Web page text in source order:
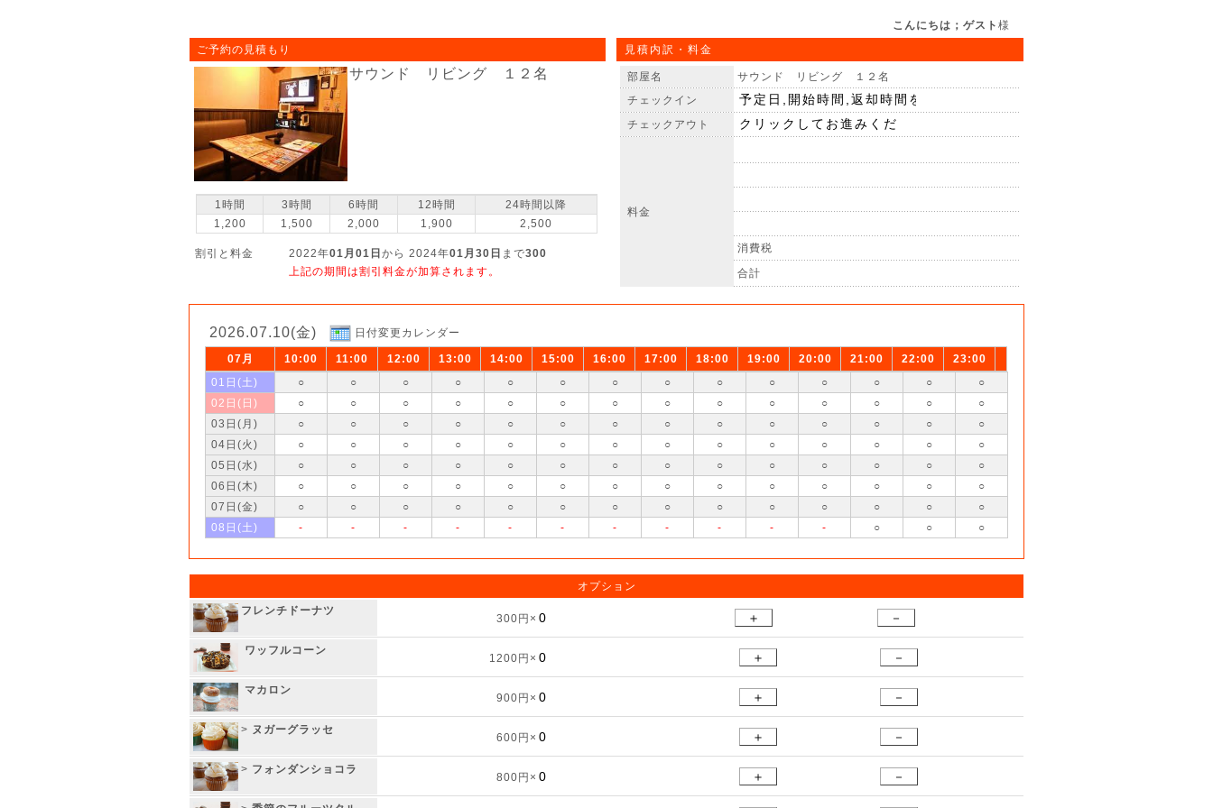
こんにちは；ゲスト 様
ご予約の見積もり
サウンド リビング １２名
1時間 3時間 6時間 12時間
24時間以降
1,200
1,500 2,000 1,900 2,500
割引と料金 2022年01月01日 から 2024年01月30日 まで300
上記の期間は割引料金が加算されます。
見積内訳・料金
部屋名
サウンド リビング １２名
チェックイン
チェックアウト
料金
消費税
合計
2026.07.10(金) 日付変更カレンダー
07月 10:00 11:00 12:00 13:00 14:00 15:00 16:00 17:00 18:00 19:00 20:00 21:00 22:00
23:00
01日(土)
○ ○ ○ ○ ○ ○ ○ ○ ○ ○ ○ ○ ○
○
02日(日)
○ ○ ○ ○ ○ ○ ○ ○ ○ ○ ○ ○ ○
○
03日(月)
○ ○ ○ ○ ○ ○ ○ ○ ○ ○ ○ ○ ○
○
04日(火)
○ ○ ○ ○ ○ ○ ○ ○ ○ ○ ○ ○ ○
○
05日(水)
○ ○ ○ ○ ○ ○ ○ ○ ○ ○ ○ ○ ○
○
06日(木)
○ ○ ○ ○ ○ ○ ○ ○ ○ ○ ○ ○ ○
○
07日(金)
○ ○ ○ ○ ○ ○ ○ ○ ○ ○ ○ ○ ○
○
08日(土)
- - - - - - - - - - - ○ ○ ○
オプション
フレンチドーナツ
300円× ＋ －
ワッフルコーン
1200円× ＋ －
マカロン
900円× ＋ －
> ヌガーグラッセ
600円× ＋ －
> フォンダンショコラ
800円× ＋ －